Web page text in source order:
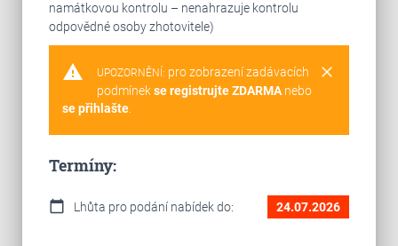
namátkovou kontrolu – nenahrazuje kontrolu
odpovědné osoby zhotovitele)
warning clear
UPOZORNĚNÍ: pro zobrazení zadávacích
podmínekse registrujte ZDARMAnebo
se přihlašte.
Termíny:
calendar_today Lhůta pro podání nabídek do: 24.07.2026